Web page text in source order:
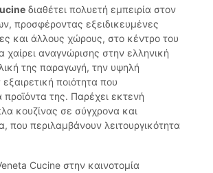
διαθέτει πολυετή εμπειρία στον
προσφέροντας εξειδικευμένες
και άλλους χώρους, στο κέντρο του
χαίρει αναγνώρισης στην ελληνική
της παραγωγή, την υψηλή
ποιότητα που
προϊόντα της. Παρέχει εκτενή
κουζίνας σε σύγχρονα και
που περιλαμβάνουν λειτουργικότητα
Cucine στην καινοτομία